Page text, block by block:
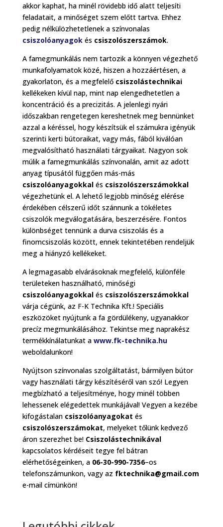
akkor kaphat, ha minél rövidebb idő alatt teljesíti
feladatait, a minőséget szem előtt tartva. Ehhez
pedig nélkülözhetetlenek a színvonalas
csiszolóanyagokés csiszolószerszámok.
A famegmunkálás nem tartozik a könnyen végezhető
munkafolyamatok közé, hiszen a hozzáértésen, a
gyakorlaton, és a megfelelő csiszolástechnikai
kellékeken kívül nap, mint nap elengedhetetlen a
koncentráció és a precizitás. A jelenlegi nyári
időszakban rengetegen kereshetnek meg bennünket
azzal a kéréssel, hogy készítsük el számukra igényük
szerinti kerti bútoraikat, vagy más, fából kiválóan
megvalósítható használati tárgyaikat. Nagyon sok
múlik a famegmunkálás színvonalán, amit az adott
anyag típusától függően más-más
csiszolóanyagokkal és csiszolószerszámokkal
végezhetünk el. A lehető legjobb minőség elérése
érdekében célszerű időt szánnunk a tökéletes
csiszolók megválogatására, beszerzésére. Fontos
különbséget tennünk a durva csiszolás és a
finomcsiszolás között, ennek tekintetében rendeljük
meg a hiányzó kellékeket.
A legmagasabb elvárásoknak megfelelő, különféle
területeken használható, minőségi
csiszolóanyagokkal és csiszolószerszámokkal
várja cégünk, az F-K Technika Kft.! Speciális
eszközöket nyújtunk a fa gördülékeny, ugyanakkor
precíz megmunkálásához. Tekintse meg naprakész
termékkínálatunkat a www.fk-technika.hu
weboldalunkon!
Nyújtson színvonalas szolgáltatást, bármilyen bútor
vagy használati tárgy készítéséről van szó! Legyen
megbízható a teljesítménye, hogy minél többen
lehessenek elégedettek munkájával! Vegyen a kezébe
kifogástalan csiszolóanyagokat és
csiszolószerszámokat, melyeket tőlünk kedvező
áron szerezhet be! Csiszolástechnikával
kapcsolatos kérdéseit tegye fel bátran
elérhetőségeinken, a 06-30-990-7356–os
telefonszámunkon, vagy az fktechnika@gmail.com
e-mail címünkön!